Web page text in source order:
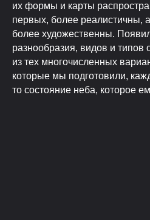
их формы и карты
первых, более реалистичны,
более художественны.
разнообразия, видов и типов
из тех многочисленных
которые мы подготовили,
то состояние неба, которое